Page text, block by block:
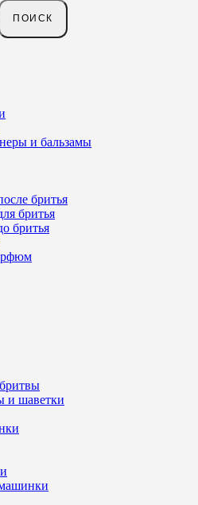
ПОИСК
и бальзамы
бритья
бритья
бритья
и шаветки